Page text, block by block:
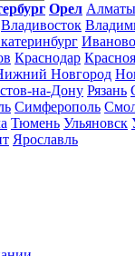
Орел Алматы
Владивосток
Иваново
Краснодар
Новгород
на-Дону Рязань
Симферополь
Тюмень Ульяновск
Ярославль